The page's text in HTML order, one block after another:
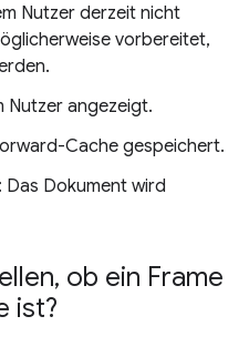
Nutzer derzeit nicht
vorbereitet,
Nutzer angezeigt.
Cache gespeichert.
: Das Dokument wird
, ob ein Frame
ist?